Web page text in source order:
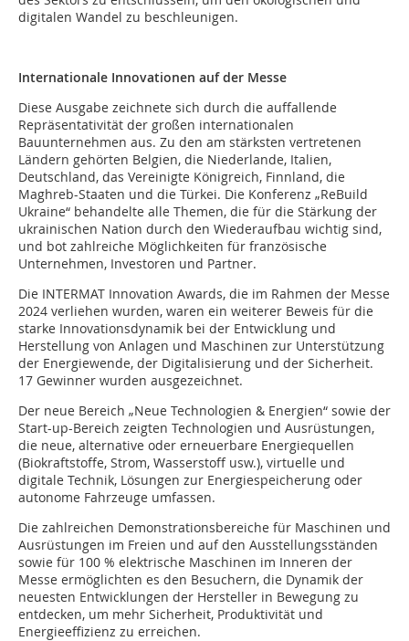
digitalen Wandel zu beschleunigen.
Internationale Innovationen auf der Messe
Diese Ausgabe zeichnete sich durch die auffallende
Repräsentativität der großen internationalen
Bauunternehmen aus. Zu den am stärksten vertretenen
Ländern gehörten Belgien, die Niederlande, Italien,
Deutschland, das Vereinigte Königreich, Finnland, die
Maghreb-Staaten und die Türkei. Die Konferenz „ReBuild
Ukraine“ behandelte alle Themen, die für die Stärkung der
ukrainischen Nation durch den Wiederaufbau wichtig sind,
und bot zahlreiche Möglichkeiten für französische
Unternehmen, Investoren und Partner.
Die INTERMAT Innovation Awards, die im Rahmen der Messe
2024 verliehen wurden, waren ein weiterer Beweis für die
starke Innovationsdynamik bei der Entwicklung und
Herstellung von Anlagen und Maschinen zur Unterstützung
der Energiewende, der Digitalisierung und der Sicherheit.
17 Gewinner wurden ausgezeichnet.
Der neue Bereich „Neue Technologien & Energien“ sowie der
Start-up-Bereich zeigten Technologien und Ausrüstungen,
die neue, alternative oder erneuerbare Energiequellen
(Biokraftstoffe, Strom, Wasserstoff usw.), virtuelle und
digitale Technik, Lösungen zur Energiespeicherung oder
autonome Fahrzeuge umfassen.
Die zahlreichen Demonstrationsbereiche für Maschinen und
Ausrüstungen im Freien und auf den Ausstellungsständen
sowie für 100 % elektrische Maschinen im Inneren der
Messe ermöglichten es den Besuchern, die Dynamik der
neuesten Entwicklungen der Hersteller in Bewegung zu
entdecken, um mehr Sicherheit, Produktivität und
Energieeffizienz zu erreichen.